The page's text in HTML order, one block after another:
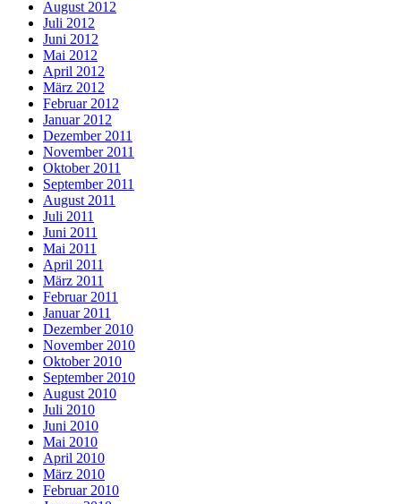
August 2012
Juli 2012
Juni 2012
Mai 2012
April 2012
März 2012
Februar 2012
Januar 2012
Dezember 2011
November 2011
Oktober 2011
September 2011
August 2011
Juli 2011
Juni 2011
Mai 2011
April 2011
März 2011
Februar 2011
Januar 2011
Dezember 2010
November 2010
Oktober 2010
September 2010
August 2010
Juli 2010
Juni 2010
Mai 2010
April 2010
März 2010
Februar 2010